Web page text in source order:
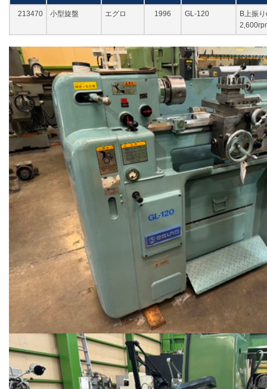
213470 小型旋盤 エグロ 1996 GL-120
B上振